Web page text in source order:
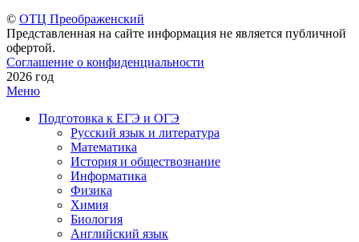
© ОТЦ Преображенский
Представленная на сайте информация не является публичной
офертой.
Соглашение о конфиденциальности
2026 год
Меню
Подготовка к ЕГЭ и ОГЭ
Русский язык и литература
Математика
История и обществознание
Информатика
Физика
Химия
Биология
Английский язык